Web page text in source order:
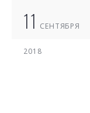
11 СЕНТЯБРЯ
2018